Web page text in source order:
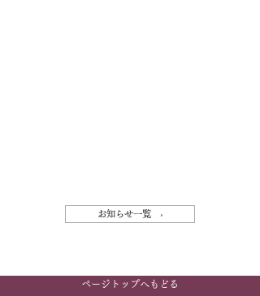
お知らせ一覧 ›
ページトップへもどる